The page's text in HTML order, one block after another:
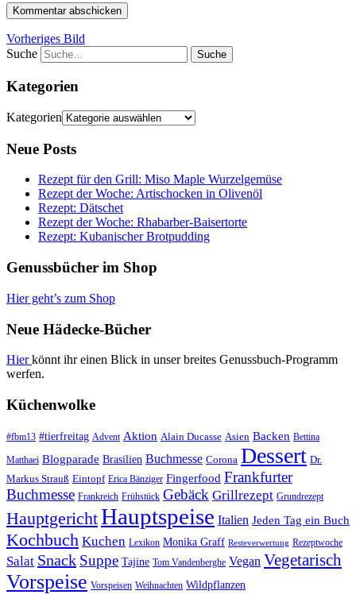
Vorheriges Bild
Suche
Kategorien
Kategorien
Neue Posts
Rezept für den Grill: Miso Maple Wurzelgemüse
Rezept der Woche: Artischocken in Olivenöl
Rezept: Dätschet
Rezept der Woche: Rhabarber-Baisertorte
Rezept: Kubanischer Brotpudding
Genussbücher im Shop
Hier geht’s zum Shop
Neue Hädecke-Bücher
Hierkönnt ihr einen Blick in unser breites Genussbuch-Programm
werfen.
Küchenwolke
#fbm13 #tierfreitag Advent Aktion Alain Ducasse Asien Backen Bettina
Matthaei Blogparade Brasilien Buchmesse Corona Dessert Dr.
Markus Strauß Eintopf Erica Bänziger Fingerfood Frankfurter
Buchmesse Frankreich Frühstück Gebäck Grillrezept Grundrezept
HauptgerichtHauptspeise Italien Jeden Tag ein Buch
Kochbuch Kuchen Lexikon Monika Graff Resteverwertung Rezeptwoche
Salat Snack Suppe Tajine Tom Vandenberghe Vegan Vegetarisch
Vorspeise Vorspeisen Weihnachten Wildpflanzen